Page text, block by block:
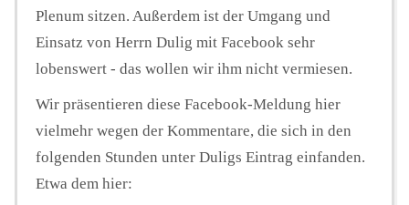
Plenum sitzen. Außerdem ist der Umgang und
Einsatz von Herrn Dulig mit Facebook sehr
lobenswert - das wollen wir ihm nicht vermiesen.
Wir präsentieren diese Facebook-Meldung hier
vielmehr wegen der Kommentare, die sich in den
folgenden Stunden unter Duligs Eintrag einfanden.
Etwa dem hier: